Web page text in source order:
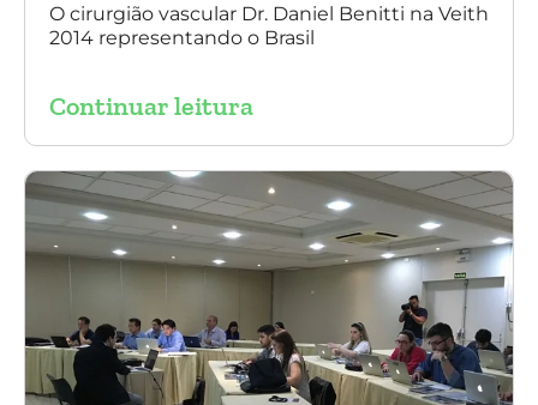
O cirurgião vascular Dr. Daniel Benitti na Veith
2014 representando o Brasil
Continuar leitura